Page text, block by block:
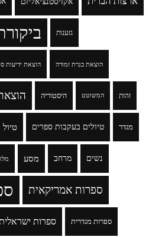
גזענות
הוצאת ידיעות הוצאת כנרת זמורה
היסטוריה המשוטט זהות
טיול טיולים בעקבות ספרים מגדר
מסע מרחב נשים
ספרות אמריקאית
ספרות ספרות מגדרית